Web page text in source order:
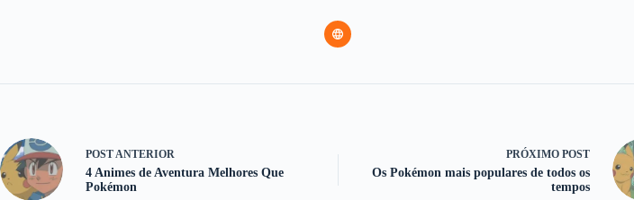
POST ANTERIOR
4 Animes de Aventura Melhores Que
Pokémon
PRÓXIMO POST
Os Pokémon mais populares de todos os
tempos